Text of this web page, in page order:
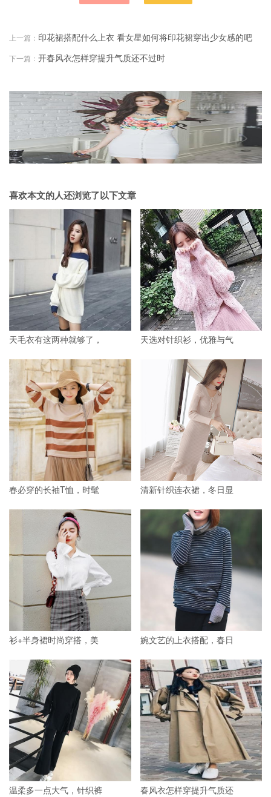
上一篇： 印花裙搭配什么上衣 看女星如何将印花裙穿出少女感的吧
下一篇： 开春风衣怎样穿提升气质还不过时
喜欢本文的人还浏览了以下文章
天毛衣有这两种就够了， 天选对针织衫，优雅与气
春必穿的长袖T恤，时髦 清新针织连衣裙，冬日显
衫+半身裙时尚穿搭，美 婉文艺的上衣搭配，春日
温柔多一点大气，针织裤 春风衣怎样穿提升气质还